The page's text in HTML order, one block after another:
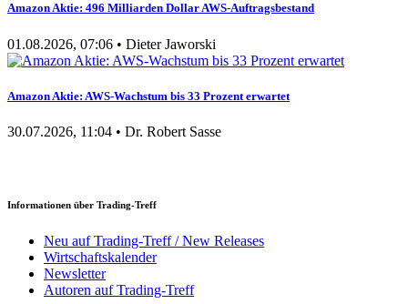
Amazon Aktie: 496 Milliarden Dollar AWS-Auftragsbestand
01.08.2026, 07:06 • Dieter Jaworski
Amazon Aktie: AWS-Wachstum bis 33 Prozent erwartet
30.07.2026, 11:04 • Dr. Robert Sasse
Informationen über Trading-Treff
Neu auf Trading-Treff / New Releases
Wirtschaftskalender
Newsletter
Autoren auf Trading-Treff